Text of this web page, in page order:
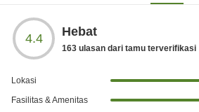
4.4 Hebat
163 ulasan dari tamu terverifikasi
Lokasi
Fasilitas & Amenitas